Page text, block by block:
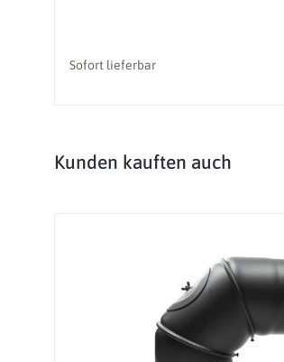
Sofort lieferbar
Produktgalerie überspringen
Kunden kauften auch